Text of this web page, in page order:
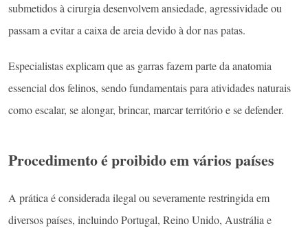
submetidos à cirurgia desenvolvem ansiedade, agressividade ou
passam a evitar a caixa de areia devido à dor nas patas.
Especialistas explicam que as garras fazem parte da anatomia
essencial dos felinos, sendo fundamentais para atividades naturais
como escalar, se alongar, brincar, marcar território e se defender.
Procedimento é proibido em vários países
A prática é considerada ilegal ou severamente restringida em
diversos países, incluindo Portugal, Reino Unido, Austrália e